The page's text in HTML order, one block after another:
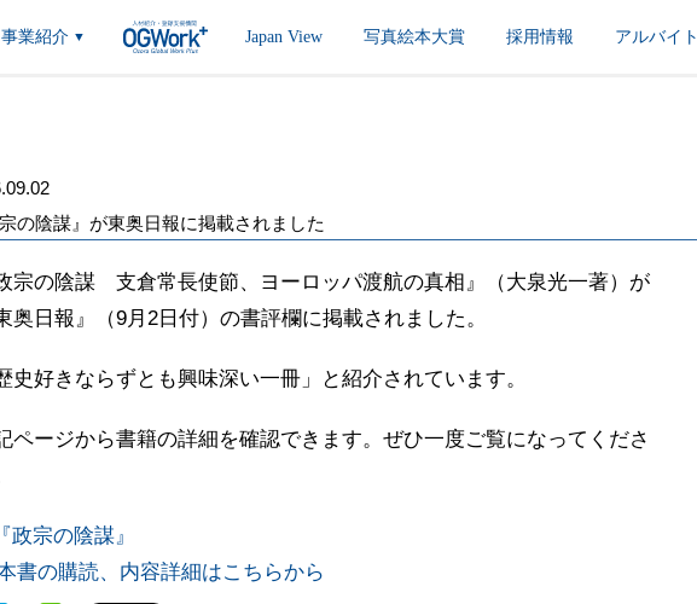
事業紹介 ▼ Japan View 写真絵本大賞 採用情報 アルバイト
宗の陰謀』が東奥日報に掲載されました
政宗の陰謀 支倉常長使節、ヨーロッパ渡航の真相』（大泉光一著）が
奥日報』（9月2日付）の書評欄に掲載されました。
史好きならずとも興味深い一冊」と紹介されています。
ページから書籍の詳細を確認できます。ぜひ一度ご覧になってくださ
書の購読、内容詳細はこちらから